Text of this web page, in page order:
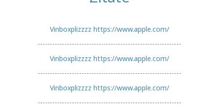
Vinboxplizzzz https://www.apple.com/
Vinboxplizzzz https://www.apple.com/
Vinboxplizzzz https://www.apple.com/